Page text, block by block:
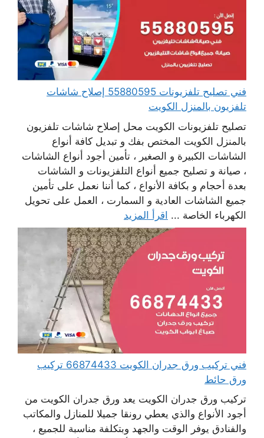
فني تصليح تلفزيونات 55880595 إصلاح شاشات
تلفزيون بالمنزل الكويت
تصليح تلفزيونات الكويت محل إصلاح شاشات تلفزيون
بالمنزل الكويت المختص بفك و تبديل كافة أنواع
الشاشات الكبيرة و الصغير ، تأمين أجود أنواع الشاشات
، صيانة و تصليح جميع أنواع التلفزيونات و الشاشات
بعدة أحجام و بكافة الأنواع ، كما أننا نعمل على تأمين
جميع الشاشات العادية و السمارت ، العمل على تحويل
الكهرباء الخاصة ... اقرأ المزيد
فني تركيب ورق جدران الكويت 66874433 تركيب
ورق حائط
تركيب ورق جدران الكويت يعد ورق جدران الكويت من
أجود الأنواع والذي يعطي رونقا جميلا للمنازل والمكاتب
والفنادق يوفر الوقت والجهد وبتكلفة مناسبة للجميع ،